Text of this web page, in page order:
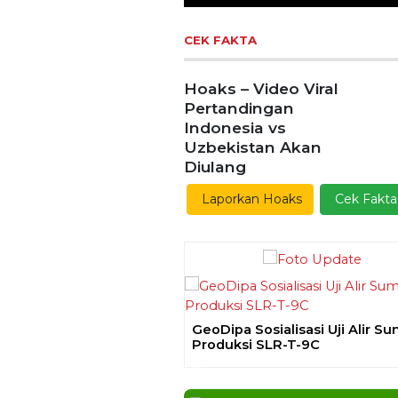
Ekoran Serikat News,
Kamis 9 November
Previous